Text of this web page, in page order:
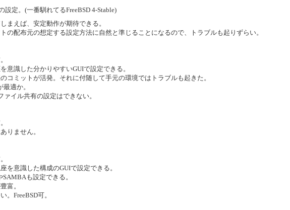
設定。(一番馴れてるFreeBSD 4-Stable)
まえば、安定動作が期待できる。
の配布元の想定する設定方法に自然と準じることになるので、トラブルも起りずらい。
意識した分かりやすいGUIで設定できる。
コミットが活発。それに付随して手元の環境ではトラブルも起きた。
最適か。
ァイル共有の設定はできない。
りません。
を意識した構成のGUIで設定できる。
も設定できる。
富。
。FreeBSD可。